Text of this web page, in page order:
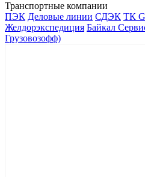
Транспортные компании
ПЭК Деловые линии СДЭК ТК
Желдорэкспедиция Байкал
Грузовозофф)